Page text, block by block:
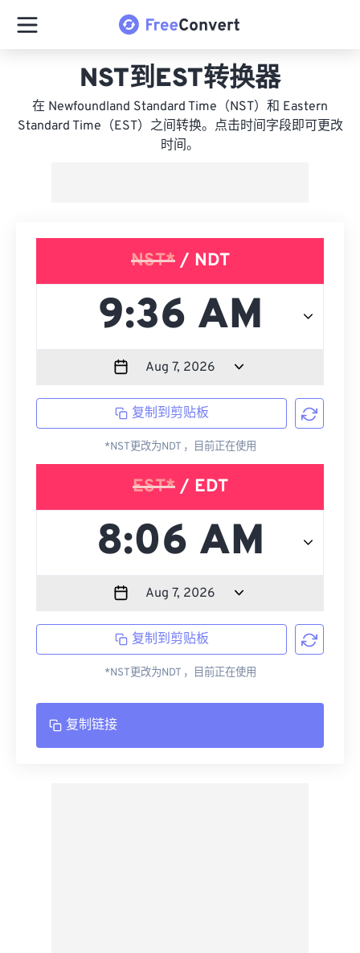
NST到EST转换器
在 Newfoundland Standard Time（NST）和 Eastern
Standard Time（EST）之间转换。点击时间字段即可更改
时间。
NST*/ NDT
复制到剪贴板
*NST更改为NDT ，目前正在使用
EST*/ EDT
复制到剪贴板
*NST更改为NDT ，目前正在使用
复制链接